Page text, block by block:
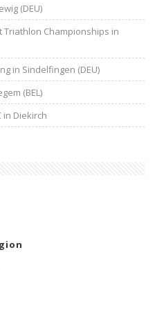
(DEU)
Triathlon Championships in
in Sindelfingen (DEU)
(BEL)
in Diekirch